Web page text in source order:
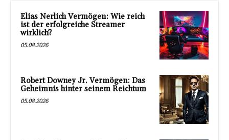
Elias Nerlich Vermögen: Wie reich
ist der erfolgreiche Streamer
wirklich?
05.08.2026
Robert Downey Jr. Vermögen: Das
Geheimnis hinter seinem Reichtum
05.08.2026